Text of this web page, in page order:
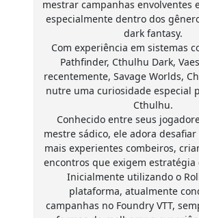
mestrar campanhas envolventes
especialmente dentro dos
dark fantasy.
Com experiência em sistemas
Pathfinder, Cthulhu Dark,
recentemente, Savage Worlds,
nutre uma curiosidade especial
Cthulhu.
Conhecido entre seus
mestre sádico, ele adora desafiar
mais experientes combeiros,
encontros que exigem estratégia
Inicialmente utilizando o
plataforma, atualmente
campanhas no Foundry VTT,